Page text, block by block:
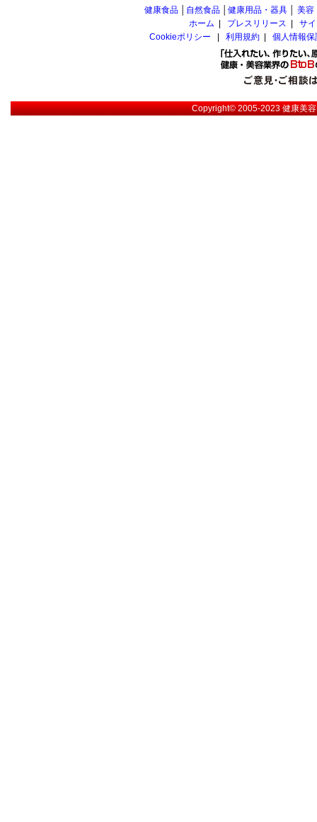
健康食品 自然食品 健康用品・器具 美容
ホーム
プレスリリース
サ
Cookieポリシー
利用規約 個人情報
Copyright© 2005-2023健康美